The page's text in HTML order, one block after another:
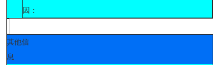
因：
其他信
息